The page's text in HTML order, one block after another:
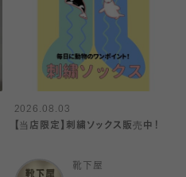
2026.08.03
【当店限定】刺繍ソックス販売中！
靴下屋